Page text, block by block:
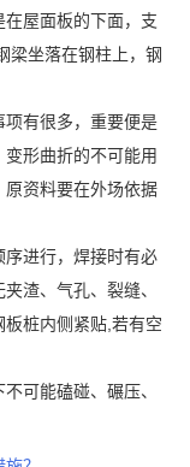
屋面板的下面，支
梁坐落在钢柱上，钢
有很多，重要便是
形曲折的不可能用
资料要在外场依据
进行，焊接时有必
渣、气孔、裂缝、
桩内侧紧贴,若有空
可能磕碰、碾压、